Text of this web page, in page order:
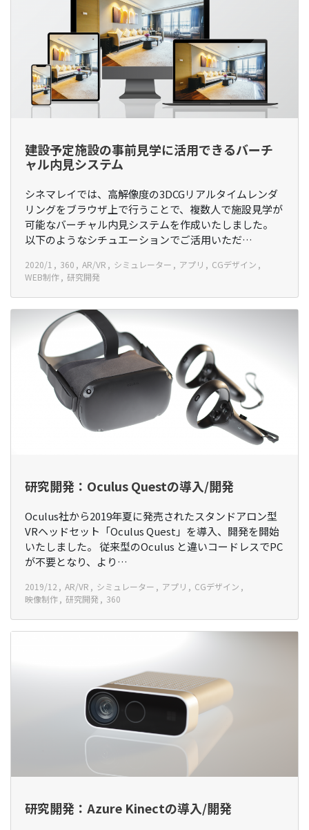
建設予定施設の事前見学に活用できるバーチ
ャル内見システム
シネマレイでは、高解像度の3DCGリアルタイムレンダ
リングをブラウザ上で行うことで、複数人で施設見学が
可能なバーチャル内見システムを作成いたしました。
以下のようなシチュエーションでご活用いただ…
2020/1 360 AR/VR シミュレーター アプリ
CGデザイン
WEB制作
研究開発
研究開発：Oculus Questの導入/開発
Oculus社から2019年夏に発売されたスタンドアロン型
VRヘッドセット「Oculus Quest」を導入、開発を開始
いたしました。 従来型のOculus と違いコードレスでPC
が不要となり、より…
2019/12 AR/VR シミュレーター アプリ
CGデザイン
映像制作
研究開発 360
研究開発：Azure Kinectの導入/開発